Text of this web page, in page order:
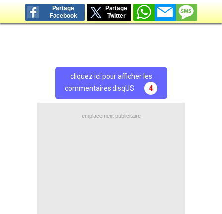
Partage
Facebook
Partage
Twitter
cliquez ici pour afficher les
commentaires disqUS
4
emplacement publicitaire